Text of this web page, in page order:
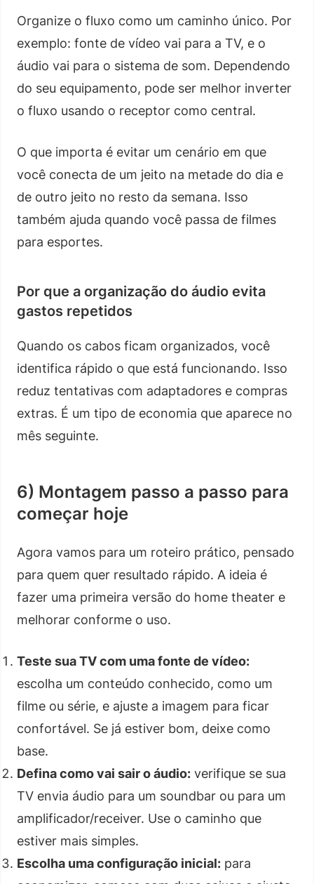
Organize o fluxo como um caminho único. Por
exemplo: fonte de vídeo vai para a TV, e o
áudio vai para o sistema de som. Dependendo
do seu equipamento, pode ser melhor inverter
o fluxo usando o receptor como central.
O que importa é evitar um cenário em que
você conecta de um jeito na metade do dia e
de outro jeito no resto da semana. Isso
também ajuda quando você passa de filmes
para esportes.
Por que a organização do áudio evita
gastos repetidos
Quando os cabos ficam organizados, você
identifica rápido o que está funcionando. Isso
reduz tentativas com adaptadores e compras
extras. É um tipo de economia que aparece no
mês seguinte.
6) Montagem passo a passo para
começar hoje
Agora vamos para um roteiro prático, pensado
para quem quer resultado rápido. A ideia é
fazer uma primeira versão do home theater e
melhorar conforme o uso.
Teste sua TV com uma fonte de vídeo:
escolha um conteúdo conhecido, como um
filme ou série, e ajuste a imagem para ficar
confortável. Se já estiver bom, deixe como
base.
Defina como vai sair o áudio: verifique se sua
TV envia áudio para um soundbar ou para um
amplificador/receiver. Use o caminho que
estiver mais simples.
Escolha uma configuração inicial: para